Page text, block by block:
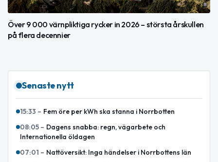
Över 9 000 värnpliktiga rycker in 2026 – största årskullen
på flera decennier
Senaste nytt
15:33 – Fem öre per kWh ska stanna i Norrbotten
08:05 – Dagens snabba: regn, vägarbete och
Internationella öldagen
07:01 – Nattöversikt: Inga händelser i Norrbottens län